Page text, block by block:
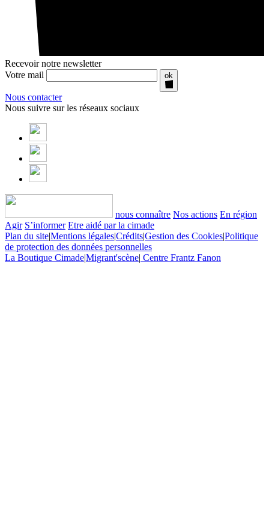
Recevoir notre newsletter
Votre mail
ok
Nous contacter
Nous suivre sur les réseaux sociaux
nous connaître Nos actions En région
Agir S’informer Etre aidé par la cimade
Plan du siteMentions légalesCréditsGestion des CookiesPolitique
de protection des données personnelles
La Boutique CimadeMigrant'scène Centre Frantz Fanon